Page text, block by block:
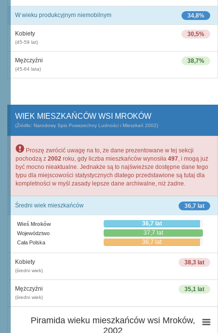
34,8%
W wieku produkcyjnym niemobilnym
30,5%
Kobiety
(45-59 lat)
38,7%
Mężczyźni
(45-64 lata)
WIEK MIESZKAŃCÓW WSI MROKÓW
(Źródło: Narodowy Spis Powszechny Ludności i Mieszkań 2002)
Proszę zwrócić uwagę na to, że dane prezentowane w tej sekcji
pochodzą z 2002 roku, gdy liczba mieszkańców wynosiła 497, i mogą już
być mocno nieaktualne. Jednakże są to najświeższe dostępne dane tego
typu dla miejscowości statystycznych dlatego przedstawione są tutaj dla
kompletności w myśl zasady lepsze dane archiwalne, niż żadne.
36,7 lat
Średni wiek mieszkańców
Wieś Mroków 36,7 lat
Województwo 37,7 lat
Cała Polska 36,7 lat
38,3 lat
Kobiety
(średni wiek)
35,1 lat
Mężczyźni
(średni wiek)
Piramida wieku mieszkańców wsi Mroków,
2002